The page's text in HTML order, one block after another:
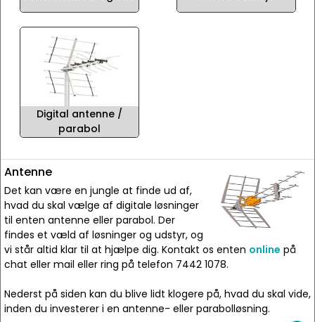
Digital antenne /
parabol
Antenne
Det kan være en jungle at finde ud af,
hvad du skal vælge af digitale løsninger
til enten antenne eller parabol. Der
findes et væld af løsninger og udstyr, og
vi står altid klar til at hjælpe dig. Kontakt os enten online på
chat eller mail eller ring på telefon 7442 1078.
Nederst på siden kan du blive lidt klogere på, hvad du skal vide,
inden du investerer i en antenne- eller parabolløsning.